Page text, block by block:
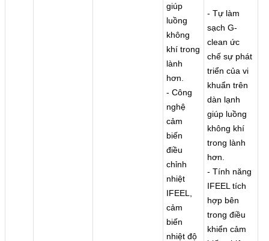
giúp
luồng
không
khí trong
lành
hơn.
- Công
nghệ
cảm
biến
điều
chỉnh
nhiệt
IFEEL,
cảm
biến
nhiệt độ
- Tự làm
sạch G-
clean ức
chế sự phát
triển của vi
khuẩn trên
dàn lạnh
giúp luồng
không khí
trong lành
hơn.
- Tính năng
IFEEL tích
hợp bên
trong điều
khiển cảm